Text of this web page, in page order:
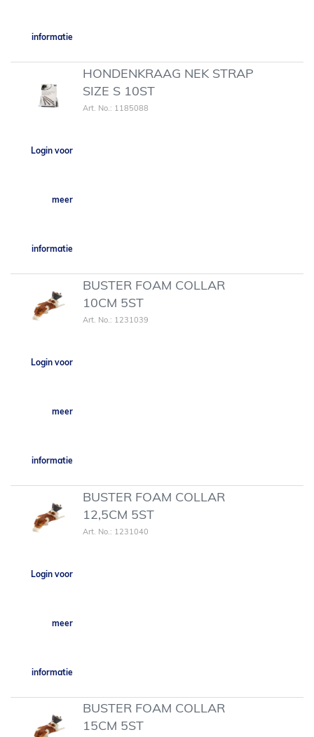
informatie
HONDENKRAAG NEK STRAP
SIZE S 10ST
Art. No.: 1185088
Login voor
meer
informatie
BUSTER FOAM COLLAR
10CM 5ST
Art. No.: 1231039
Login voor
meer
informatie
BUSTER FOAM COLLAR
12,5CM 5ST
Art. No.: 1231040
Login voor
meer
informatie
BUSTER FOAM COLLAR
15CM 5ST